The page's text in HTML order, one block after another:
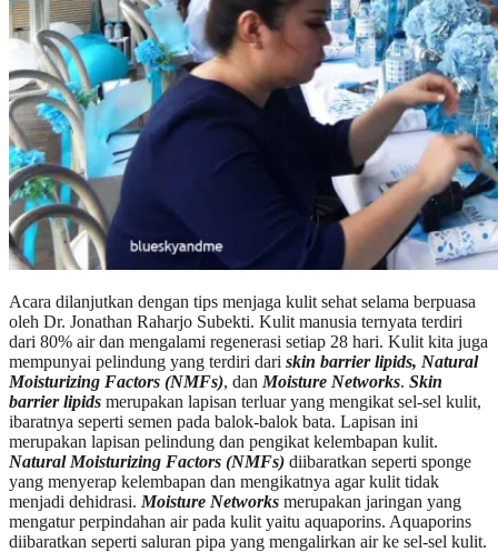
Acara dilanjutkan dengan tips menjaga kulit sehat selama berpuasa
oleh Dr. Jonathan Raharjo Subekti. Kulit manusia ternyata terdiri
dari 80% air dan mengalami regenerasi setiap 28 hari. Kulit kita juga
mempunyai pelindung yang terdiri dari skin barrier lipids, Natural
Moisturizing Factors (NMFs), dan Moisture Networks. Skin
barrier lipids merupakan lapisan terluar yang mengikat sel-sel kulit,
ibaratnya seperti semen pada balok-balok bata. Lapisan ini
merupakan lapisan pelindung dan pengikat kelembapan kulit.
Natural Moisturizing Factors (NMFs) diibaratkan seperti sponge
yang menyerap kelembapan dan mengikatnya agar kulit tidak
menjadi dehidrasi. Moisture Networks merupakan jaringan yang
mengatur perpindahan air pada kulit yaitu aquaporins. Aquaporins
diibaratkan seperti saluran pipa yang mengalirkan air ke sel-sel kulit.